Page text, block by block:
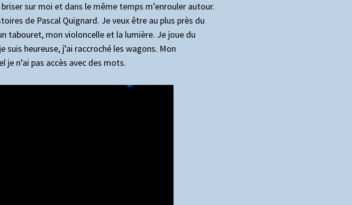
sur moi et dans le même temps m’enrouler autour.
de Pascal Quignard. Je veux être au plus près du
tabouret, mon violoncelle et la lumière. Je joue du
heureuse, j’ai raccroché les wagons. Mon
n’ai pas accès avec des mots.